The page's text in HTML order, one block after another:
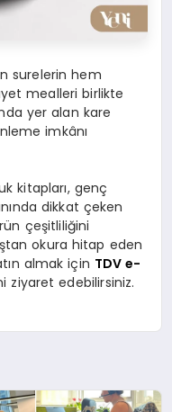
surelerin hem
mealleri birlikte
yer alan kare
imkânı
kitapları, genç
dikkat çeken
çeşitliliğini
okura hitap eden
almak için TDV e-
ziyaret edebilirsiniz.